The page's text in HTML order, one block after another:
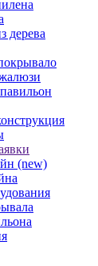
дерева
(new)